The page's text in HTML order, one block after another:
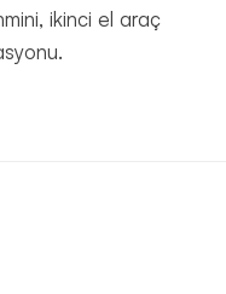
ikinci el araç